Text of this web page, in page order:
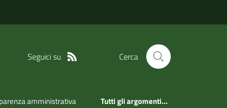
Seguici su Cerca
amministrativa Tutti gli argomenti...